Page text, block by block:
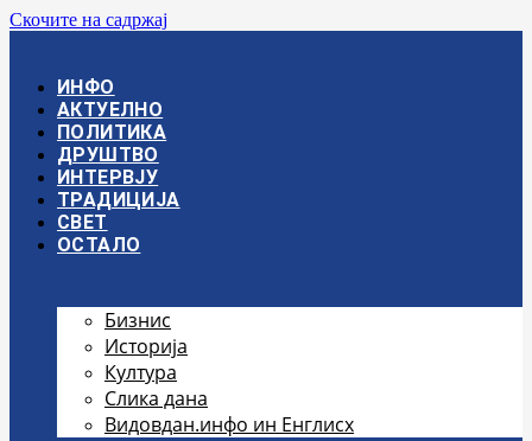
Скочите на садржај
ИНФО
АКТУЕЛНО
ПОЛИТИКА
ДРУШТВО
ИНТЕРВЈУ
ТРАДИЦИЈА
СВЕТ
ОСТАЛО
Бизнис
Историја
Култура
Слика дана
Видовдан.инфо ин Енглисх